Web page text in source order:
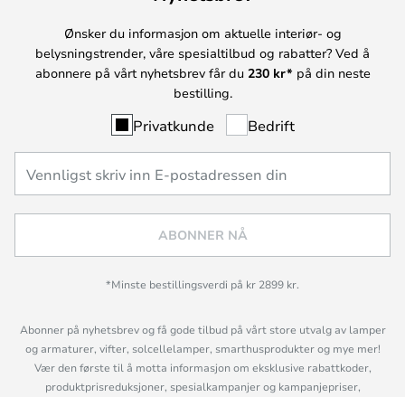
Ønsker du informasjon om aktuelle interiør- og
belysningstrender, våre spesialtilbud og rabatter? Ved å
abonnere på vårt nyhetsbrev får du 230 kr* på din neste
bestilling.
Privatkunde Bedrift
ABONNER NÅ
*Minste bestillingsverdi på kr 2899 kr.
Abonner på nyhetsbrev og få gode tilbud på vårt store utvalg av lamper
og armaturer, vifter, solcellelamper, smarthusprodukter og mye mer!
Vær den første til å motta informasjon om eksklusive rabattkoder,
produktprisreduksjoner, spesialkampanjer og kampanjepriser,